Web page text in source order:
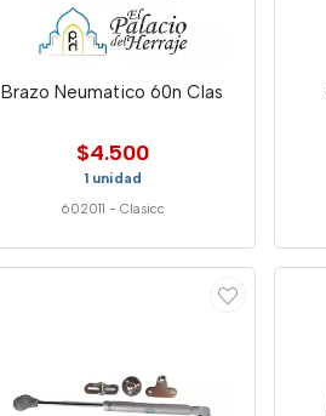
Brazo Neumatico 60n Clas
$4.500
1 unidad
602011 - Clasicc